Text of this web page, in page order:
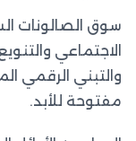
سوق الصالونات
الاجتماعي
والتبني الرقمي
مفتوحة للأبد.